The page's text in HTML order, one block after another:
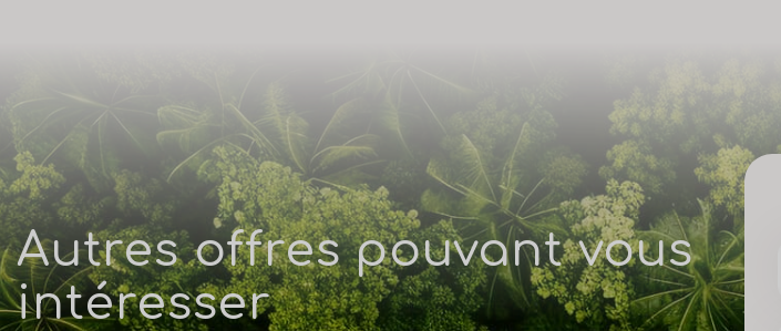
Autres offres pouvant vous
intéresser